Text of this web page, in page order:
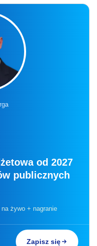
od 2027
publicznych
żywo + nagranie
Zapisz się